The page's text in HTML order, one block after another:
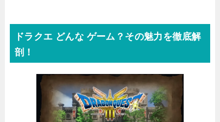
ドラクエ どんな ゲーム？その魅力を徹底解
剖！